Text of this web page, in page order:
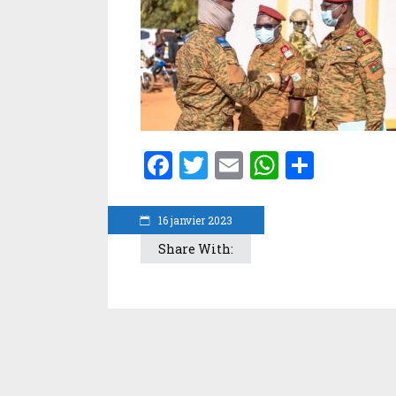
16 janvier 2023
Facebook
Twitter
Email
Share With: